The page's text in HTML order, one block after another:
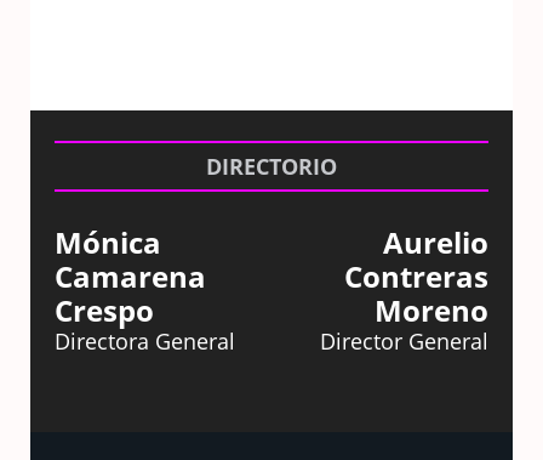
DIRECTORIO
Mónica
Camarena
Crespo
Directora General
Aurelio
Contreras
Moreno
Director General